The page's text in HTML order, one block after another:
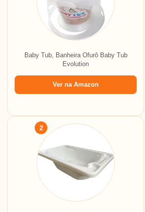
Baby Tub, Banheira Ofurô Baby Tub
Evolution
Ver na Amazon
2